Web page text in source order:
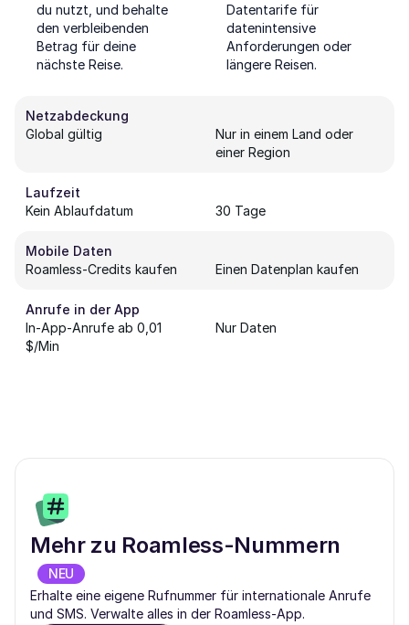
du nutzt, und behalte
den verbleibenden
Betrag für deine
nächste Reise.
Datentarife für
datenintensive
Anforderungen oder
längere Reisen.
Netzabdeckung
Global gültig
Nur in einem Land oder
einer Region
Laufzeit
Kein Ablaufdatum
30 Tage
Mobile Daten
Roamless-Credits kaufen
Einen Datenplan kaufen
Anrufe in der App
In-App-Anrufe ab 0,01
$/Min
Nur Daten
Mehr zu Roamless-Nummern
NEU
Erhalte eine eigene Rufnummer für internationale Anrufe
und SMS. Verwalte alles in der Roamless-App.